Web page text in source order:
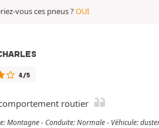
vous ces pneus ?OUI
4/5
routier
Montagne - Conduite: Normale - Véhicule: